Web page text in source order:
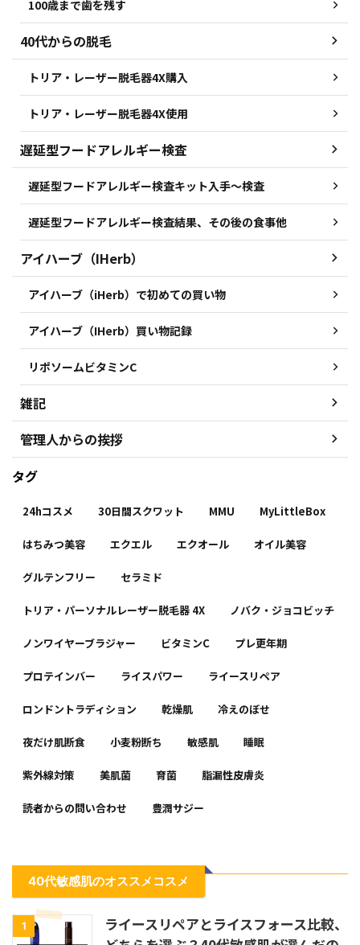
100歳まで歯を残す
40代からの脱毛
トリア・レーザー脱毛器4X購入
トリア・レーザー脱毛器4X使用
遅延型フードアレルギー検査
遅延型フードアレルギー検査キット入手～検査
遅延型フードアレルギー検査結果、その後の食事他
アイハーブ（IHerb）
アイハーブ（iHerb）で初めての買い物
アイハーブ（IHerb）買い物記録
リポソームビタミンC
雑記
管理人からの挨拶
タグ
24hコスメ 30日間スクワット MMU MyLittleBox
はちみつ美容 エクエル エクオール オイル美容
グルテンフリー セラミド
トリア・パーソナルレーザー脱毛器 4X ノバク・ジョコビッチ
ノンワイヤーブラジャー ビタミンC プレ更年期
プロテインバー ライスパワー ライースリペア
ロンドントラディション 乾燥肌 冷えのぼせ
夜だけ肌断食 小麦粉断ち 敏感肌 睡眠
紫外線対策 美肌菌 育菌 脂漏性皮膚炎
読者からの問い合わせ 豊潤サジー
40代敏感肌のオススメコスメ
1
ライースリペアとライスフォース比較、